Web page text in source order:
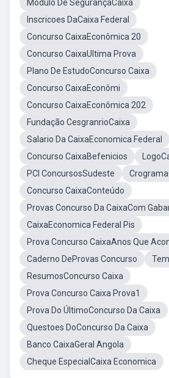
Modulo De SegurançaCaixa
Inscricoes DaCaixa Federal
Concurso CaixaEconômica 20
Concurso CaixaUltima Prova
Plano De EstudoConcurso Caixa
Concurso CaixaEconômi
Concurso CaixaEconômica 202
Fundação CesgranrioCaixa
Salario Da CaixaEconomica Federal
Concurso CaixaBefenicios
PCI ConcursosSudeste
Concurso CaixaConteúdo
Provas Concurso Da CaixaCom
CaixaEconomica Federal Pis
Prova Concurso CaixaAnos Que
Caderno DeProvas Concurso
ResumosConcurso Caixa
Prova Concurso Caixa Prova1
Prova Do ÚltimoConcurso Da Caixa
Questoes DoConcurso Da Caixa
Banco CaixaGeral Angola
Cheque EspecialCaixa Economica